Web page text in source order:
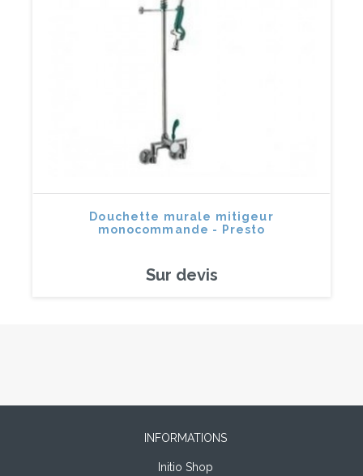
Douchette murale mitigeur
monocommande - Presto
Sur devis
INFORMATIONS
Initio Shop